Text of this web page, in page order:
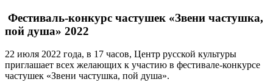
Фестиваль-конкурс частушек «Звени частушка,
пой душа» 2022
22 июля 2022 года, в 17 часов, Центр русской культуры
приглашает всех желающих к участию в фестивале-конкурсе
частушек «Звени частушка, пой душа».